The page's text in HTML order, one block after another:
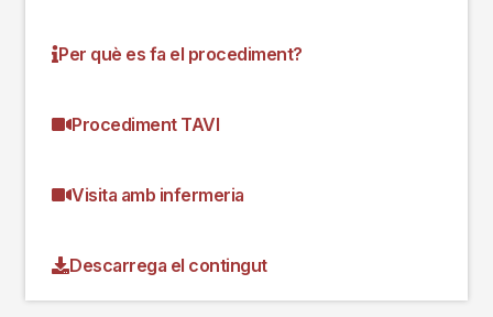
Per què es fa el procediment?
Procediment TAVI
Visita amb infermeria
Descarrega el contingut